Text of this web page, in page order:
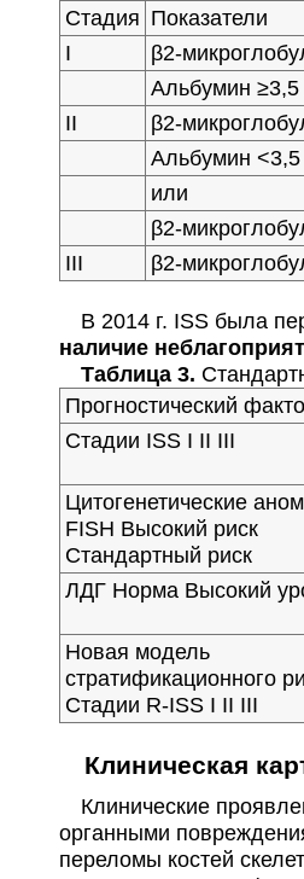
Стадия Показатели
I
β2-
Альбумин ≥3,5
II
β2-
Альбумин <3,5
или
β2-
III
β2-
В 2014 г. ISS была
наличие
Таблица 3.
Прогностический
Стадии ISS I II III
Цитогенетические
FISH Высокий риск
Стандартный риск
ЛДГ Норма Высокий
Новая модель
стратификационного
Стадии R-ISS I II III
Клиническая
Клинические
органными
переломы костей